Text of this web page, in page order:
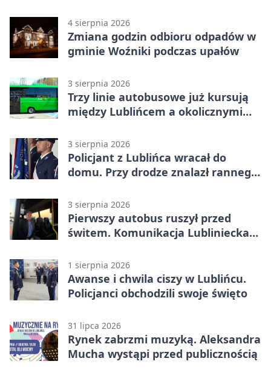
4 sierpnia 2026
Zmiana godzin odbioru odpadów w
gminie Woźniki podczas upałów
3 sierpnia 2026
Trzy linie autobusowe już kursują
między Lublińcem a okolicznymi
3 sierpnia 2026
Policjant z Lublińca wracał do
domu. Przy drodze znalazł rannego
3 sierpnia 2026
Pierwszy autobus ruszył przed
świtem. Komunikacja Lubliniecka
1 sierpnia 2026
Awanse i chwila ciszy w Lublińcu.
Policjanci obchodzili swoje święto
31 lipca 2026
Rynek zabrzmi muzyką. Aleksandra
Mucha wystąpi przed publicznością